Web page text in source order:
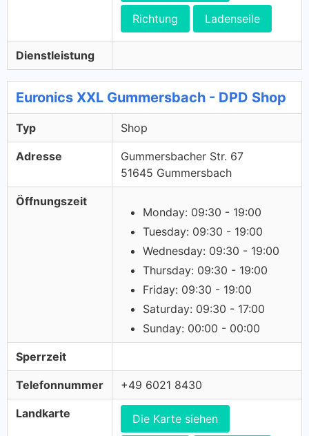
Richtung Ladenseile
Dienstleistung
Euronics XXL Gummersbach - DPD Shop
Typ Shop
Adresse
Gummersbacher Str. 67
51645 Gummersbach
Öffnungszeit
Monday: 09:30 - 19:00
Tuesday: 09:30 - 19:00
Wednesday: 09:30 - 19:00
Thursday: 09:30 - 19:00
Friday: 09:30 - 19:00
Saturday: 09:30 - 17:00
Sunday: 00:00 - 00:00
Sperrzeit
Telefonnummer +49 6021 8430
Landkarte Die Karte siehen